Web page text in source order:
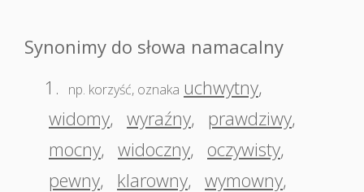
Synonimy do słowa namacalny
1.
np. korzyść, oznaka uchwytny,
widomy, wyraźny, prawdziwy,
mocny, widoczny, oczywisty,
pewny, klarowny, wymowny,